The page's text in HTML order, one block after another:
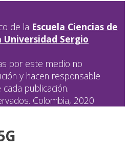
de la Escuela Ciencias de
Universidad Sergio
por este medio no
y hacen responsable
publicación.
Colombia, 2020